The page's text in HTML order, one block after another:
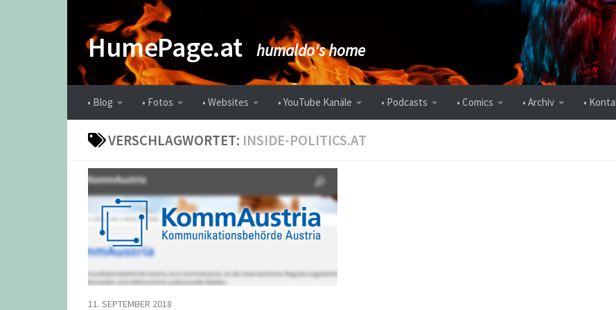
Zum Inhalt springen
HumePage.at humaldo's home
• Blog • Fotos • Websites • YouTube Kanäle • Podcasts • Comics • Archiv •
VERSCHLAGWORTET: INSIDE-POLITICS.AT
11. SEPTEMBER 2018